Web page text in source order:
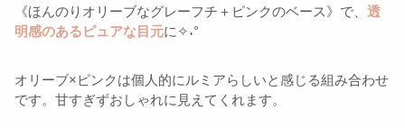
《ほんのりオリーブなグレーフチ＋ピンクのベース》で、 透
明感のあるピュアな目元に✧˖°
オリーブ×ピンクは個人的にルミアらしいと感じる組み合わせ
です。甘すぎずおしゃれに見えてくれます。